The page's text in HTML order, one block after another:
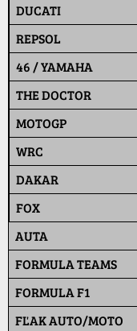
DUCATI
REPSOL
46 / YAMAHA
THE DOCTOR
MOTOGP
WRC
DAKAR
FOX
AUTA
FORMULA TEAMS
FORMULA F1
FĽAK AUTO/MOTO